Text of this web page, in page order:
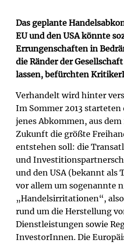
Das geplante
EU und den USA könnte
Errungenschaften in
die Ränder der
lassen, befürchten
Verhandelt wird hinter
Im Sommer 2013 starteten
jenes Abkommen, aus
Zukunft die größte
entstehen soll: die
und
und den USA (bekannt als
vor allem um sogenannte
„Handelsirritationen“,
rund um die Herstellung
Dienstleistungen sowie
InvestorInnen. Die